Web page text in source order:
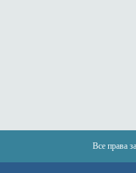
Все права